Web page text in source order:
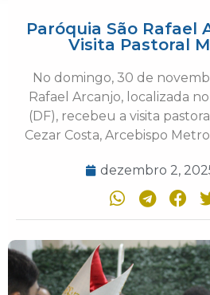
Paróquia São Rafael
Visita Pastoral
No domingo, 30 de
Rafael Arcanjo, localizada
(DF), recebeu a visita
Cezar Costa, Arcebispo
dezembro 2,